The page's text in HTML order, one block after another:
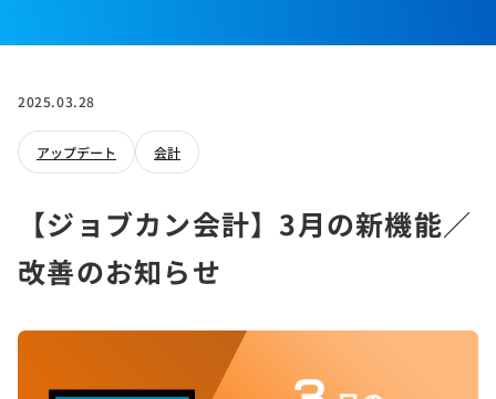
2025.03.28
アップデート 会計
【ジョブカン会計】3月の新機能／
改善のお知らせ